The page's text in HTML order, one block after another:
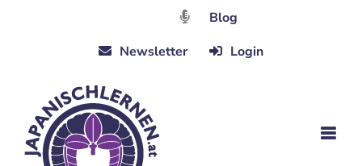
Blog
Newsletter
Login